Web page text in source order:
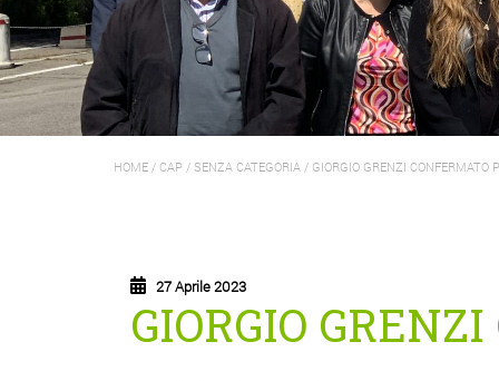
HOME / CAP / SENZA CATEGORIA / GIORGIO GRENZI CONFERMATO
27 Aprile 2023
GIORGIO